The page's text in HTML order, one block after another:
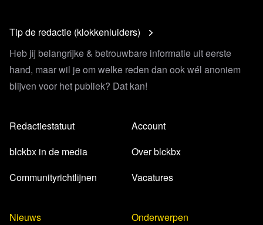
Tip de redactie (klokkenluiders)
Heb jij belangrijke & betrouwbare informatie uit eerste
hand, maar wil je om welke reden dan ook wél anoniem
blijven voor het publiek? Dat kan!
Redactiestatuut
blckbx in de media
Communityrichtlijnen
Account
Over blckbx
Vacatures
Nieuws
Onderwerpen